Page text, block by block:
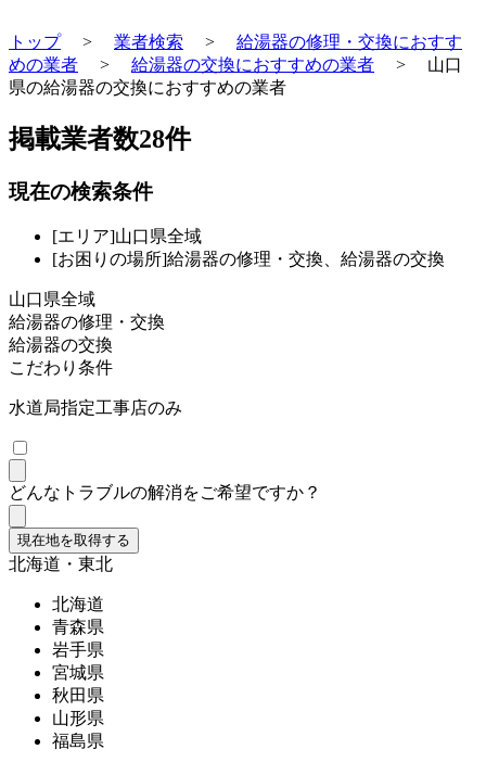
トップ> 業者検索 > 給湯器の修理・交換におすす
めの業者 > 給湯器の交換におすすめの業者 > 山口
県の給湯器の交換におすすめの業者
掲載業者数28件
現在の検索条件
[エリア]山口県全域
[お困りの場所]給湯器の修理・交換、給湯器の交換
山口県全域
給湯器の修理・交換
給湯器の交換
こだわり条件
水道局指定工事店のみ
どんなトラブルの解消をご希望ですか？
現在地を取得する
北海道・東北
北海道
青森県
岩手県
宮城県
秋田県
山形県
福島県